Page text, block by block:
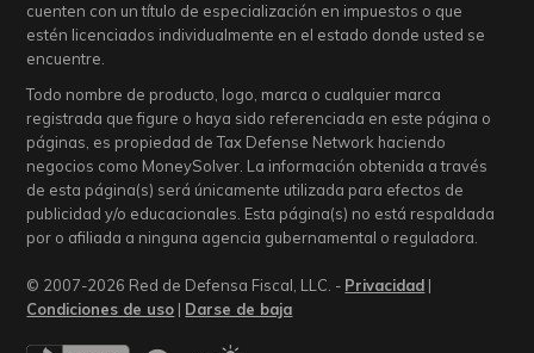
cuenten con un título de especialización en impuestos o que
estén licenciados individualmente en el estado donde usted se
encuentre.
Todo nombre de producto, logo, marca o cualquier marca
registrada que figure o haya sido referenciada en este página o
páginas, es propiedad de Tax Defense Network haciendo
negocios como MoneySolver. La información obtenida a través
de esta página(s) será únicamente utilizada para efectos de
publicidad y/o educacionales. Esta página(s) no está respaldada
por o afiliada a ninguna agencia gubernamental o reguladora.
© 2007-2026 Red de Defensa Fiscal, LLC. - Privacidad |
Condiciones de uso | Darse de baja